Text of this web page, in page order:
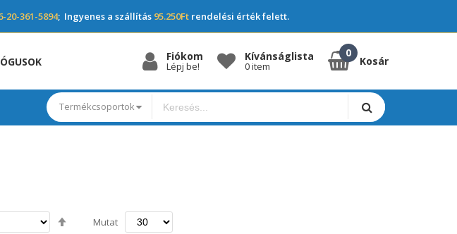
20-361-5894; Ingyenes a szállítás 95.250Ft rendelési érték felett.
Fiókom
Lépj be!
Kívánságlista
0 item Kosár
Termékcsoportok
Csökkenő
Mutat